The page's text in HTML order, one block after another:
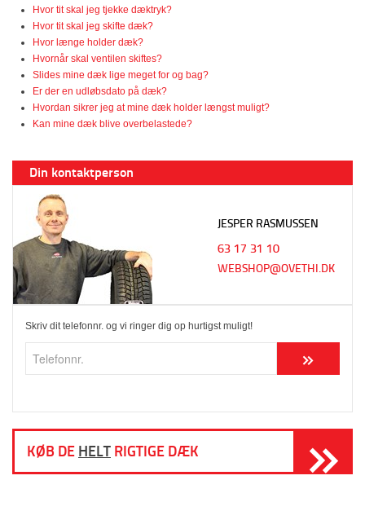
Hvor tit skal jeg tjekke dæktryk?
Hvor tit skal jeg skifte dæk?
Hvor længe holder dæk?
Hvornår skal ventilen skiftes?
Slides mine dæk lige meget for og bag?
Er der en udløbsdato på dæk?
Hvordan sikrer jeg at mine dæk holder længst muligt?
Kan mine dæk blive overbelastede?
Din kontaktperson
JESPER RASMUSSEN
63 17 31 10
WEBSHOP@OVETHI.DK
Skriv dit telefonnr. og vi ringer dig op hurtigst muligt!
KØB DE HELT RIGTIGE DÆK